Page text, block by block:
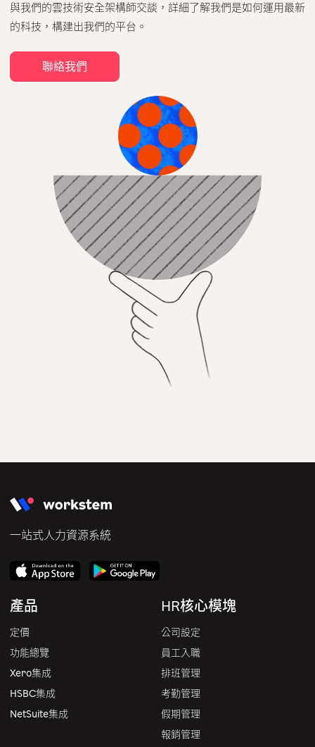
與我們的雲技術安全架構師交談，詳細了解我們是如何運用最新
的科技，構建出我們的平台。
聯絡我們
一站式人力資源系統
產品
定價
功能總覽
Xero集成
HSBC集成
NetSuite集成
HR核心模塊
公司設定
員工入職
排班管理
考勤管理
假期管理
報銷管理